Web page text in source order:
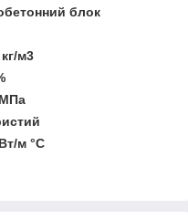
блок
м3
м °С